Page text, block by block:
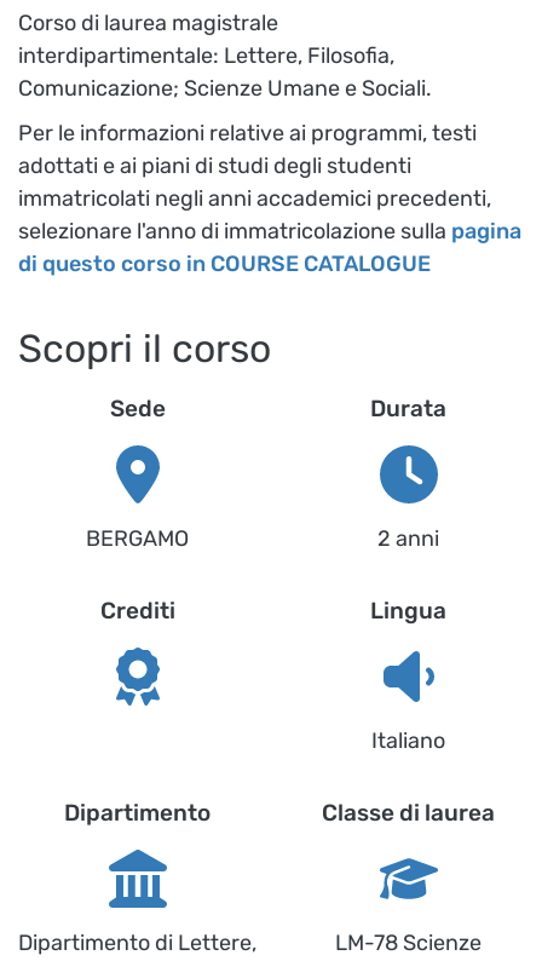
Corso di laurea magistrale
interdipartimentale: Lettere, Filosofia,
Comunicazione; Scienze Umane e Sociali.
Per le informazioni relative ai programmi, testi
adottati e ai piani di studi degli studenti
immatricolati negli anni accademici precedenti,
selezionare l'anno di immatricolazione sulla pagina
di questo corso in COURSE CATALOGUE
Scopri il corso
Sede
BERGAMO
Durata
2 anni
Crediti Lingua
Italiano
Dipartimento
Dipartimento di Lettere,
Classe di laurea
LM-78 Scienze